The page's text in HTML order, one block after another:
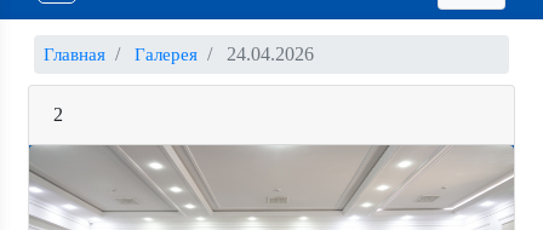
Главная Галерея 24.04.2026
2